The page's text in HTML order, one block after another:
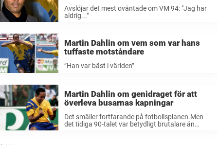
Avslöjar det mest oväntade om VM 94: "Jag har
aldrig..."
Martin Dahlin om vem som var hans
tuffaste motståndare
”Han var bäst i världen”
Martin Dahlin om genidraget för att
överleva busarnas kapningar
Det smäller fortfarande på fotbollsplanen.Men
det tidiga 90-talet var betydligt brutalare än